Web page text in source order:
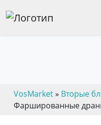
VosMarket» Вторые
Фаршированные